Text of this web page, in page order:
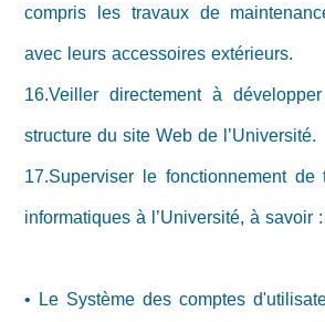
compris les travaux de
avec leurs accessoires extérieurs.
16.Veiller directement à
structure du site Web de l’Université.
17.Superviser le fonctionnement
informatiques à l’Université, à savoir :
• Le Système des comptes